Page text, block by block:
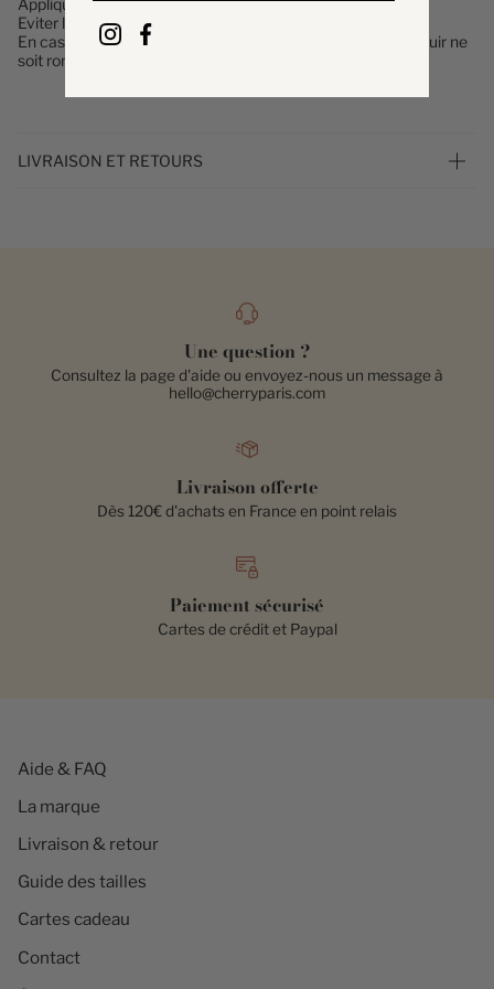
Appliquer un imperméabilisant avant toute utilisation.
Eviter les frottements avec des textiles bruts.
En cas de taches, le traiter au plus vite afin d'éviter que le cuir ne
soit rongé avec un nettoyant pour cuir.
LIVRAISON ET RETOURS
Une question ?
Consultez la page d'aide ou envoyez-nous un message à
hello@cherryparis.com
Livraison offerte
Dès 120€ d'achats en France en point relais
Paiement sécurisé
Cartes de crédit et Paypal
Aide & FAQ
La marque
Livraison & retour
Guide des tailles
Cartes cadeau
Contact